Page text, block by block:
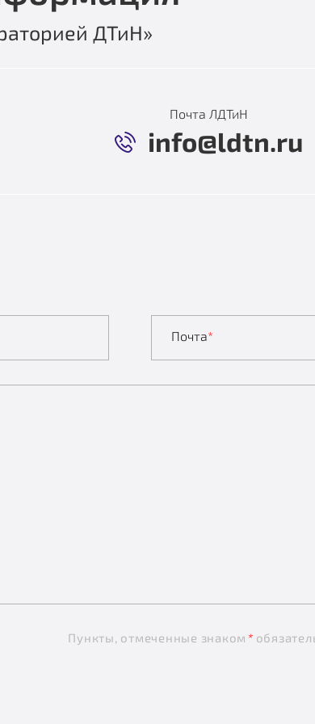
ДТиН»
Почта ЛДТиН
info@ldtn.ru
Почта*
Пункты, отмеченные знаком *